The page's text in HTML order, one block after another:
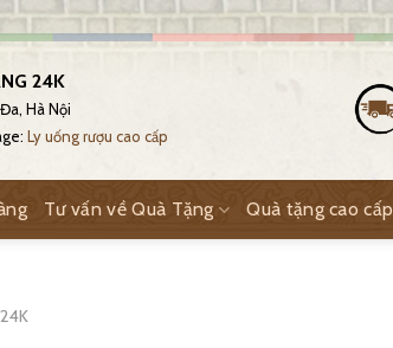
24K
Hà Nội
Ly uống rượu cao cấp
Tư vấn về Quà Tặng Quà tặng cao cấp